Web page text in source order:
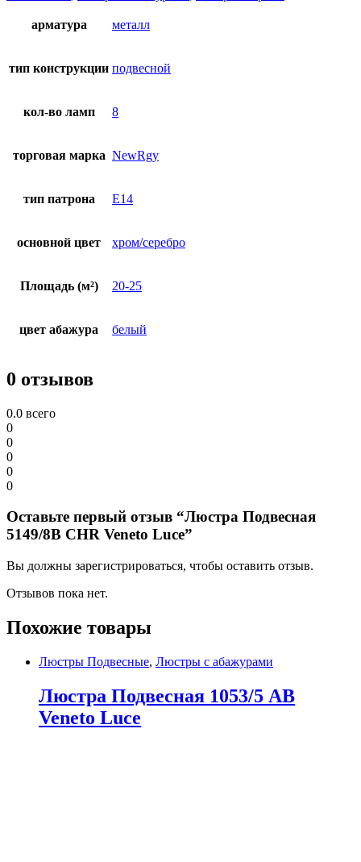
арматура металл
тип конструкции подвесной
кол-во ламп 8
торговая марка NewRgy
тип патрона E14
основной цвет хром/серебро
Площадь (м²) 20-25
цвет абажура белый
0 отзывов
0.0 всего
0
0
0
0
0
Оставьте первый отзыв “Люстра Подвесная
5149/8B CHR Veneto Luce”
Вы должны зарегистрироваться, чтобы оставить отзыв.
Отзывов пока нет.
Похожие товары
Люстры Подвесные, Люстры с абажурами
Люстра Подвесная 1053/5 AB
Veneto Luce